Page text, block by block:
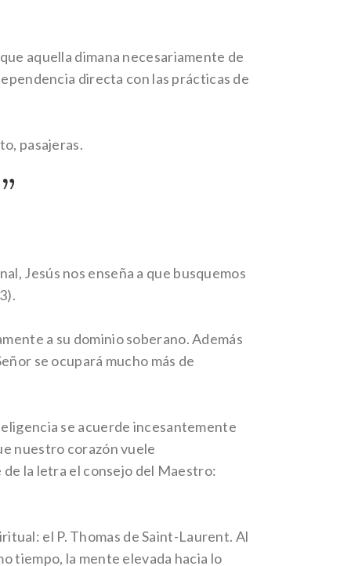
aquella dimana necesariamente de
directa con las prácticas de
pasajeras.
Jesús nos enseña a que busquemos
a su dominio soberano. Además
se ocupará mucho más de
se acuerde incesantemente
nuestro corazón vuele
la letra el consejo del Maestro:
el P. Thomas de Saint-Laurent. Al
tiempo, la mente elevada hacia lo